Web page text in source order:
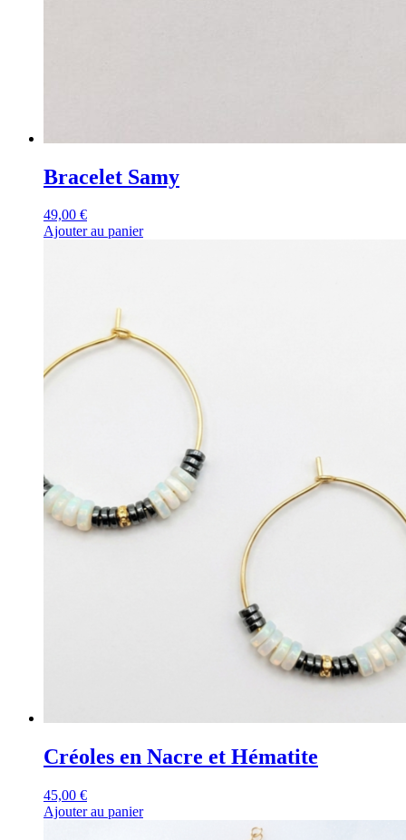
Bracelet Samy
49,00 €
Ajouter au panier
Créoles en Nacre et Hématite
45,00 €
Ajouter au panier